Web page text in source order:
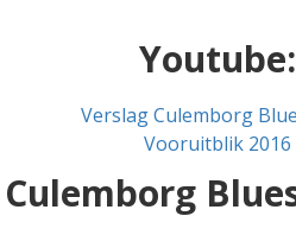
Youtube:
Verslag Culemborg
Vooruitblik 2016